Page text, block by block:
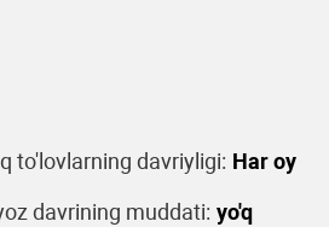
to'lovlarning davriyligi: Har oy
davrining muddati: yo'q